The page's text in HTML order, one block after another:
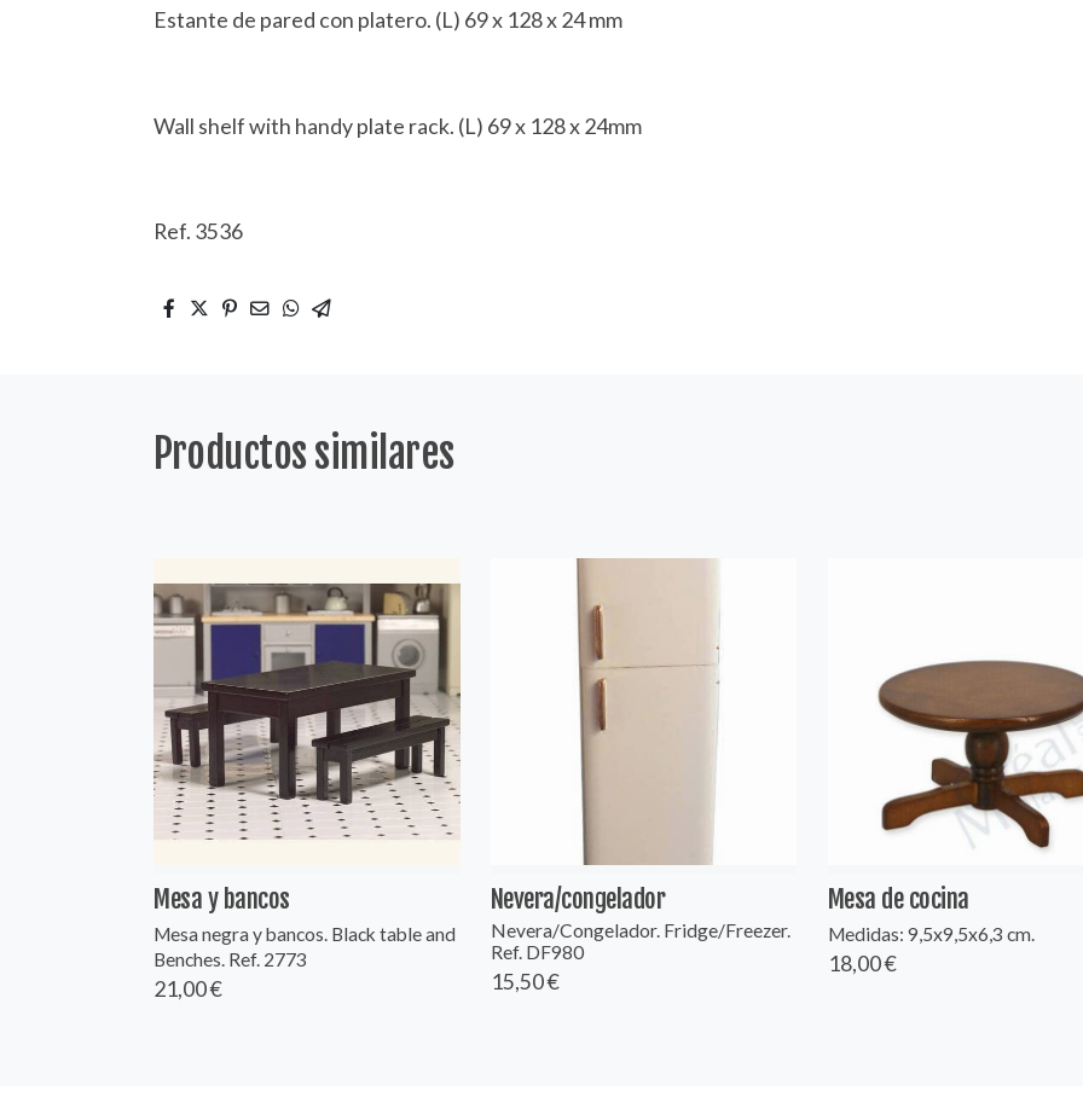
Estante de pared con platero. (L) 69 x 128 x 24 mm
Wall shelf with handy plate rack. (L) 69 x 128 x 24mm
Ref. 3536
Productos similares
Mesa y bancos
Mesa negra y bancos. Black table and
Benches. Ref. 2773
21,00 €
Nevera/congelador
Nevera/Congelador. Fridge/Freezer.
Ref. DF980
15,50 €
Mesa de cocina
Medidas: 9,5x9,5x6,3 cm.
18,00 €